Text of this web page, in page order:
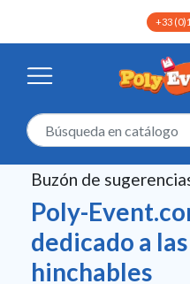
+33
Buzón de
Buzón de
Poly-
dedicado a
hinchables